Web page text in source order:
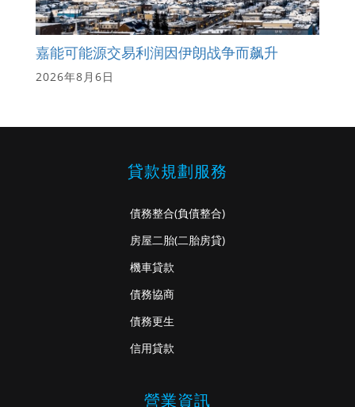
嘉能可能源交易利润因伊朗战争而飙升
2026年8月6日
貸款規劃服務
債務整合(負債整合)
房屋二胎(二胎房貸)
機車貸款
債務協商
債務更生
信用貸款
營業資訊